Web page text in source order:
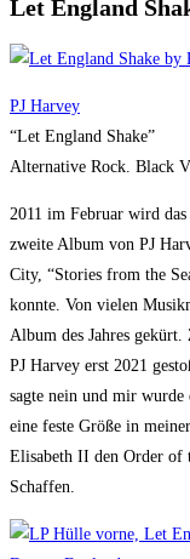
Let England
PJ Harvey
“Let England Shake”
Alternative Rock. Black
2011 im Februar wird
zweite Album von PJ
City, “Stories from the
konnte. Von vielen
Album des Jahres gekürt.
PJ Harvey erst 2021
sagte nein und mir
eine feste Größe in
Elisabeth II den Order of
Schaffen.